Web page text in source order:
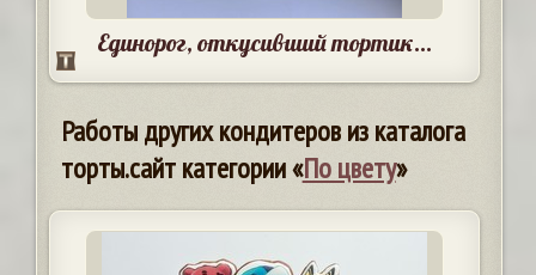
Единорог, откусивший тортик...
Работы других кондитеров из каталога
торты.сайт категории «По цвету»